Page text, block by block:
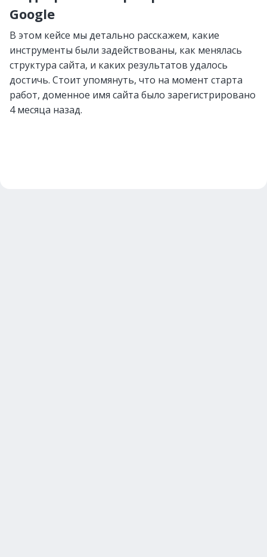
Google
В этом кейсе мы детально расскажем, какие
инструменты были задействованы, как менялась
структура сайта, и каких результатов удалось
достичь. Стоит упомянуть, что на момент старта
работ, доменное имя сайта было зарегистрировано
4 месяца назад.